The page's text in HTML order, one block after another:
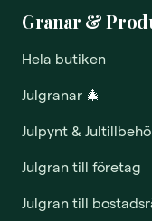
Granar &
Hela butiken
Julgranar 🎄
Julpynt &
Julgran till företag
Julgran till